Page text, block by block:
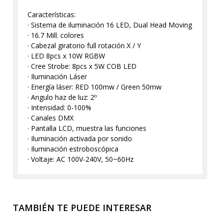
Características:
· Sistema de iluminación 16 LED, Dual Head Moving
· 16.7 Mill. colores
· Cabezal giratorio full rotación X / Y
· LED 8pcs x 10W RGBW
· Cree Strobe: 8pcs x 5W COB LED
· Iluminación Láser
· Energía láser: RED 100mw / Green 50mw
· Angulo haz de luz: 2º
· Intensidad: 0-100%
· Canales DMX
· Pantalla LCD, muestra las funciones
· Iluminación activada por sonido
· Iluminación estroboscópica
· Voltaje: AC 100V-240V, 50~60Hz
TAMBIÉN TE PUEDE INTERESAR